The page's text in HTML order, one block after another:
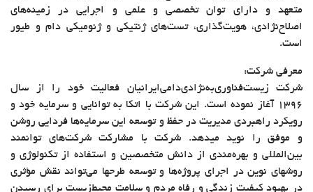
متعهد و دارای توان تخصصی و علمی و اجرایی در زمینه‌‌های
اصلاح‌نژادی، هویت­‌گذاری، تست­‌های ژنتیکی و ژنومیکی دام و طیور
است.
معرفی شرکت:
شرکت زیست‌فناوری‌به­‌نژادی‌دامی‌ایرانیان فعالیت خود را از سال
1396 آغاز نموده است. این شرکت با اتکا به توانایی و سرمایه خود و
رویکرد راهبردی مدیریت در حفظ و توسعه این سرمایه­‌ها فردایی روشن
و موفق را نوید می­دهد. شرکت با مشارکت شرکت­‌های توانمند
بین‌المللی و بهره‌مندی از دانش متخصصین و استفاده از تکنولوژی و
روش­های نوین در اجرای پروژه­‌ها و توسعه طرح­ها می‌­تواند نقش مؤثری
در بهبود کیفیت زندگی و رفاه مردم و سلامت محیط‌زیست برای رسیدن